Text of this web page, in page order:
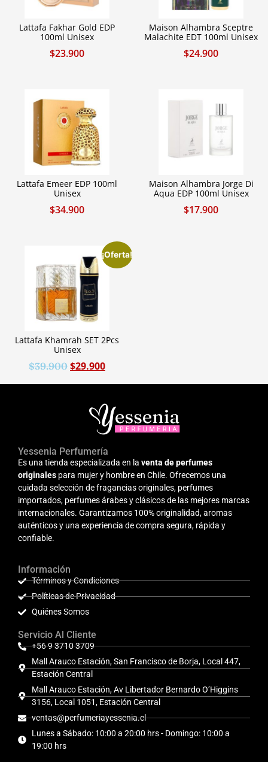
Lattafa Fakhar Gold EDP
100ml Unisex
$23.900
Maison Alhambra Sceptre
Malachite EDT 100ml Unisex
$24.900
Lattafa Emeer EDP 100ml
Unisex
$34.900
Maison Alhambra Jorge Di
Aqua EDP 100ml Unisex
$17.900
¡Oferta!
Lattafa Khamrah SET 2Pcs
Unisex
$39.900 $29.900
Yessenia Perfumería
Es una tienda especializada en la venta de perfumes
originales para mujer y hombre en Chile. Ofrecemos una
cuidada selección de fragancias originales, perfumes
importados, perfumes árabes y clásicos de las mejores marcas
internacionales. Garantizamos 100% originalidad, aromas
auténticos y una experiencia de compra segura, rápida y
confiable.
Información
Términos y Condiciones
Políticas de Privacidad
Quiénes Somos
Servicio Al Cliente
+56 9 3710 3709
Mall Arauco Estación, San Francisco de Borja, Local 447,
Estación Central
Mall Arauco Estación, Av Libertador Bernardo O’Higgins
3156, Local 1051, Estación Central
ventas@perfumeriayessenia.cl
Lunes a Sábado: 10:00 a 20:00 hrs - Domingo: 10:00 a
19:00 hrs